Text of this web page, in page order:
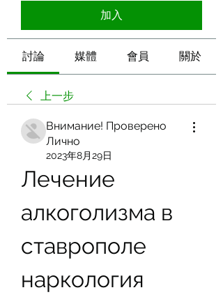
加入
討論 媒體 會員 關於
上一步
Внимание! Проверено
Лично
2023年8月29日
Лечение
алкоголизма в
ставрополе
наркология